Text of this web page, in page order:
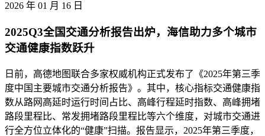
2026 年 01 月 16 日
2025Q3全国交通分析报告出炉，海信助力多个城市
交通健康指数跃升
日前，高德地图联合多家权威机构正式发布了《2025年第三季
度中国主要城市交通分析报告》。其中，核心指标交通健康指
数从路网高延时运行时间占比、高峰行程延时指数、高峰拥堵
路段里程比、常发拥堵路段里程比等六个维度，对城市交通进
行全方位立体化的“健康”扫描。报告显示，2025年第三季度，